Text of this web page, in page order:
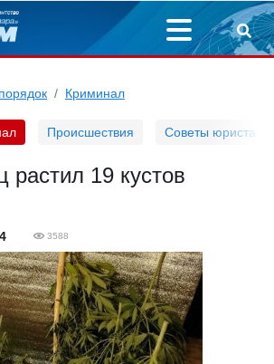
Криминал
Происшествия Советы юриста
растил 19 кустов
3588